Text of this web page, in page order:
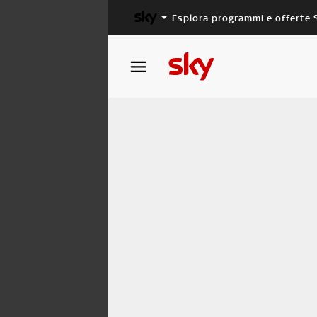
Esplora programmi e offerte